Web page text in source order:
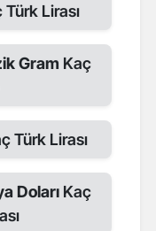
Türk Lirası
Gram Kaç
Türk Lirası
DolarıKaç